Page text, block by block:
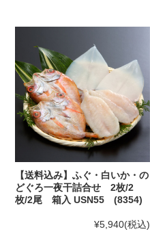
【送料込み】ふぐ・白いか・の
どぐろ一夜干詰合せ 2枚/2
枚/2尾 箱入 USN55 (8354)
¥5,940(税込)